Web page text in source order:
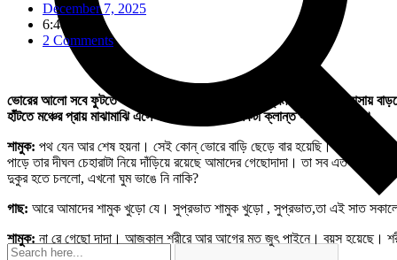
December 7, 2025
6:48 am
2 Comments
ভোরের আলো সবে ফুটতে শুরু করেছে। চারদিকের অন্ধকার ক্রমশ ফিকে হয়ে আসায়
হাঁটতে মঞ্চের প্রায় মাঝামাঝি এসে দাঁড়ায়।
তারপর খানিকটা ক্লান্ত স্বরে বলে ওঠে।
শামুক: পথ যেন আর শেষ হয়না। সেই কোন্ ভোরে বাড়ি ছেড়ে বার হয়েছি।হাঁটছি ত
পাড়ে তার দীঘল চেহারাটা নিয়ে দাঁড়িয়ে রয়েছে আমাদের গেছোদাদা। তা সব এত
দুকুর হতে চললো, এখনো ঘুম ভাঙে নি নাকি?
গাছ: আরে আমাদের শামুক খুড়ো যে। সুপ্রভাত শামুক খুড়ো , সুপ্রভাত,তা এই সাত
শামুক: না রে গেছো দাদা। আজকাল শরীরে আর আগের মত জুৎ পাইনে। বয়স হয়েছে।